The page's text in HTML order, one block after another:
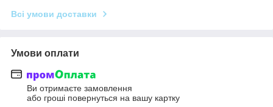
Всі умови доставки
Умови оплати
Ви отримаєте замовлення
або гроші повернуться на вашу картку